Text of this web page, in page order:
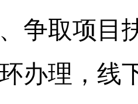
争取项目
办理，线